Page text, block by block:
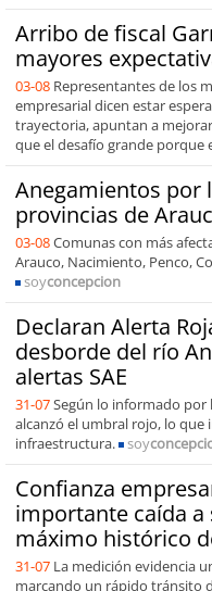
Arribo de fiscal
mayores
03-08 Representantes de los
empresarial dicen estar
trayectoria, apuntan a
que el desafío grande porque
Anegamientos por
provincias de
03-08Comunas con más
Arauco, Nacimiento, Penco,
soyconcepcion
Declaran Alerta
desborde del río
alertas SAE
31-07Según lo informado por
alcanzó el umbral rojo, lo que
infraestructura.
soy
Confianza
importante caída a
máximo histórico
31-07 La medición evidencia
marcando un rápido tránsito